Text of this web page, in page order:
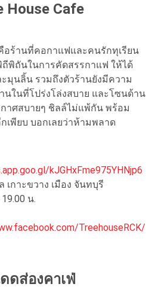
House Cafe
อร้านที่คอกาแฟและคนรักทุเรียน
พิถันในการคัดสรรกาแฟ ให้ได้
มุนลิ้น รวมถึงตัวร้านยังมีความ
นในที่โปร่งโล่งสบาย และโซนด้าน
าศสบายๆ ชิลล์ไม่แพ้กัน พร้อม
เพียบ บอกเลยว่าห้ามพลาด
kJGHxFme975YHNjp6
เกาะขวาง เมือง จันทบุรี
น.
TreehouseRCK/
ดส่องคาเฟ่